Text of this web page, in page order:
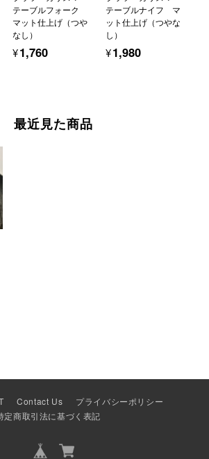
テーブルフォーク
マット仕上げ（つや
なし）
¥1,760
テーブルナイフ マ
ット仕上げ（つやな
し）
¥1,980
最近見た商品
Contact Us
プライバシーポリシー
定商取引法に基づく表記